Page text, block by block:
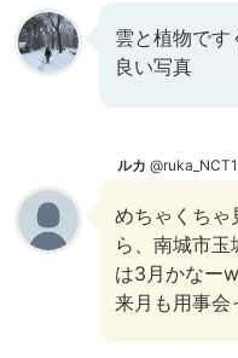
雲と植物です
良い写真
ルカ @ruka_NCT1
めちゃくちゃ
ら、南城市
は3月かなーw
来月も用事